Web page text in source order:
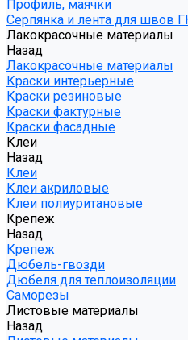
Профиль, маячки
Серпянка и лента для швов
Лакокрасочные материалы
Назад
Лакокрасочные материалы
Краски интерьерные
Краски резиновые
Краски фактурные
Краски фасадные
Клеи
Назад
Клеи
Клеи акриловые
Клеи полиуритановые
Крепеж
Назад
Крепеж
Дюбель-гвозди
Дюбеля для теплоизоляции
Саморезы
Листовые материалы
Назад